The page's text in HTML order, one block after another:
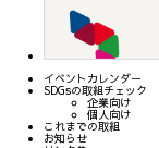
イベントカレンダー
SDGsの取組チェック
企業向け
個人向け
これまでの取組
お知らせ